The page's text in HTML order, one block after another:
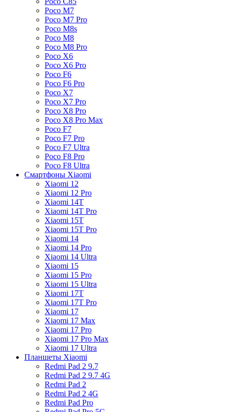
Poco M7
Poco M7 Pro
Poco M8s
Poco M8
Poco M8 Pro
Poco X6
Poco X6 Pro
Poco F6
Poco F6 Pro
Poco X7
Poco X7 Pro
Poco X8 Pro
Poco X8 Pro Max
Poco F7
Poco F7 Pro
Poco F7 Ultra
Poco F8 Pro
Poco F8 Ultra
Смартфоны Xiaomi
Xiaomi 12
Xiaomi 12 Pro
Xiaomi 14T
Xiaomi 14T Pro
Xiaomi 15T
Xiaomi 15T Pro
Xiaomi 14
Xiaomi 14 Pro
Xiaomi 14 Ultra
Xiaomi 15
Xiaomi 15 Pro
Xiaomi 15 Ultra
Xiaomi 17T
Xiaomi 17T Pro
Xiaomi 17
Xiaomi 17 Max
Xiaomi 17 Pro
Xiaomi 17 Pro Max
Xiaomi 17 Ultra
Планшеты Xiaomi
Redmi Pad 2 9.7
Redmi Pad 2 9.7 4G
Redmi Pad 2
Redmi Pad 2 4G
Redmi Pad Pro